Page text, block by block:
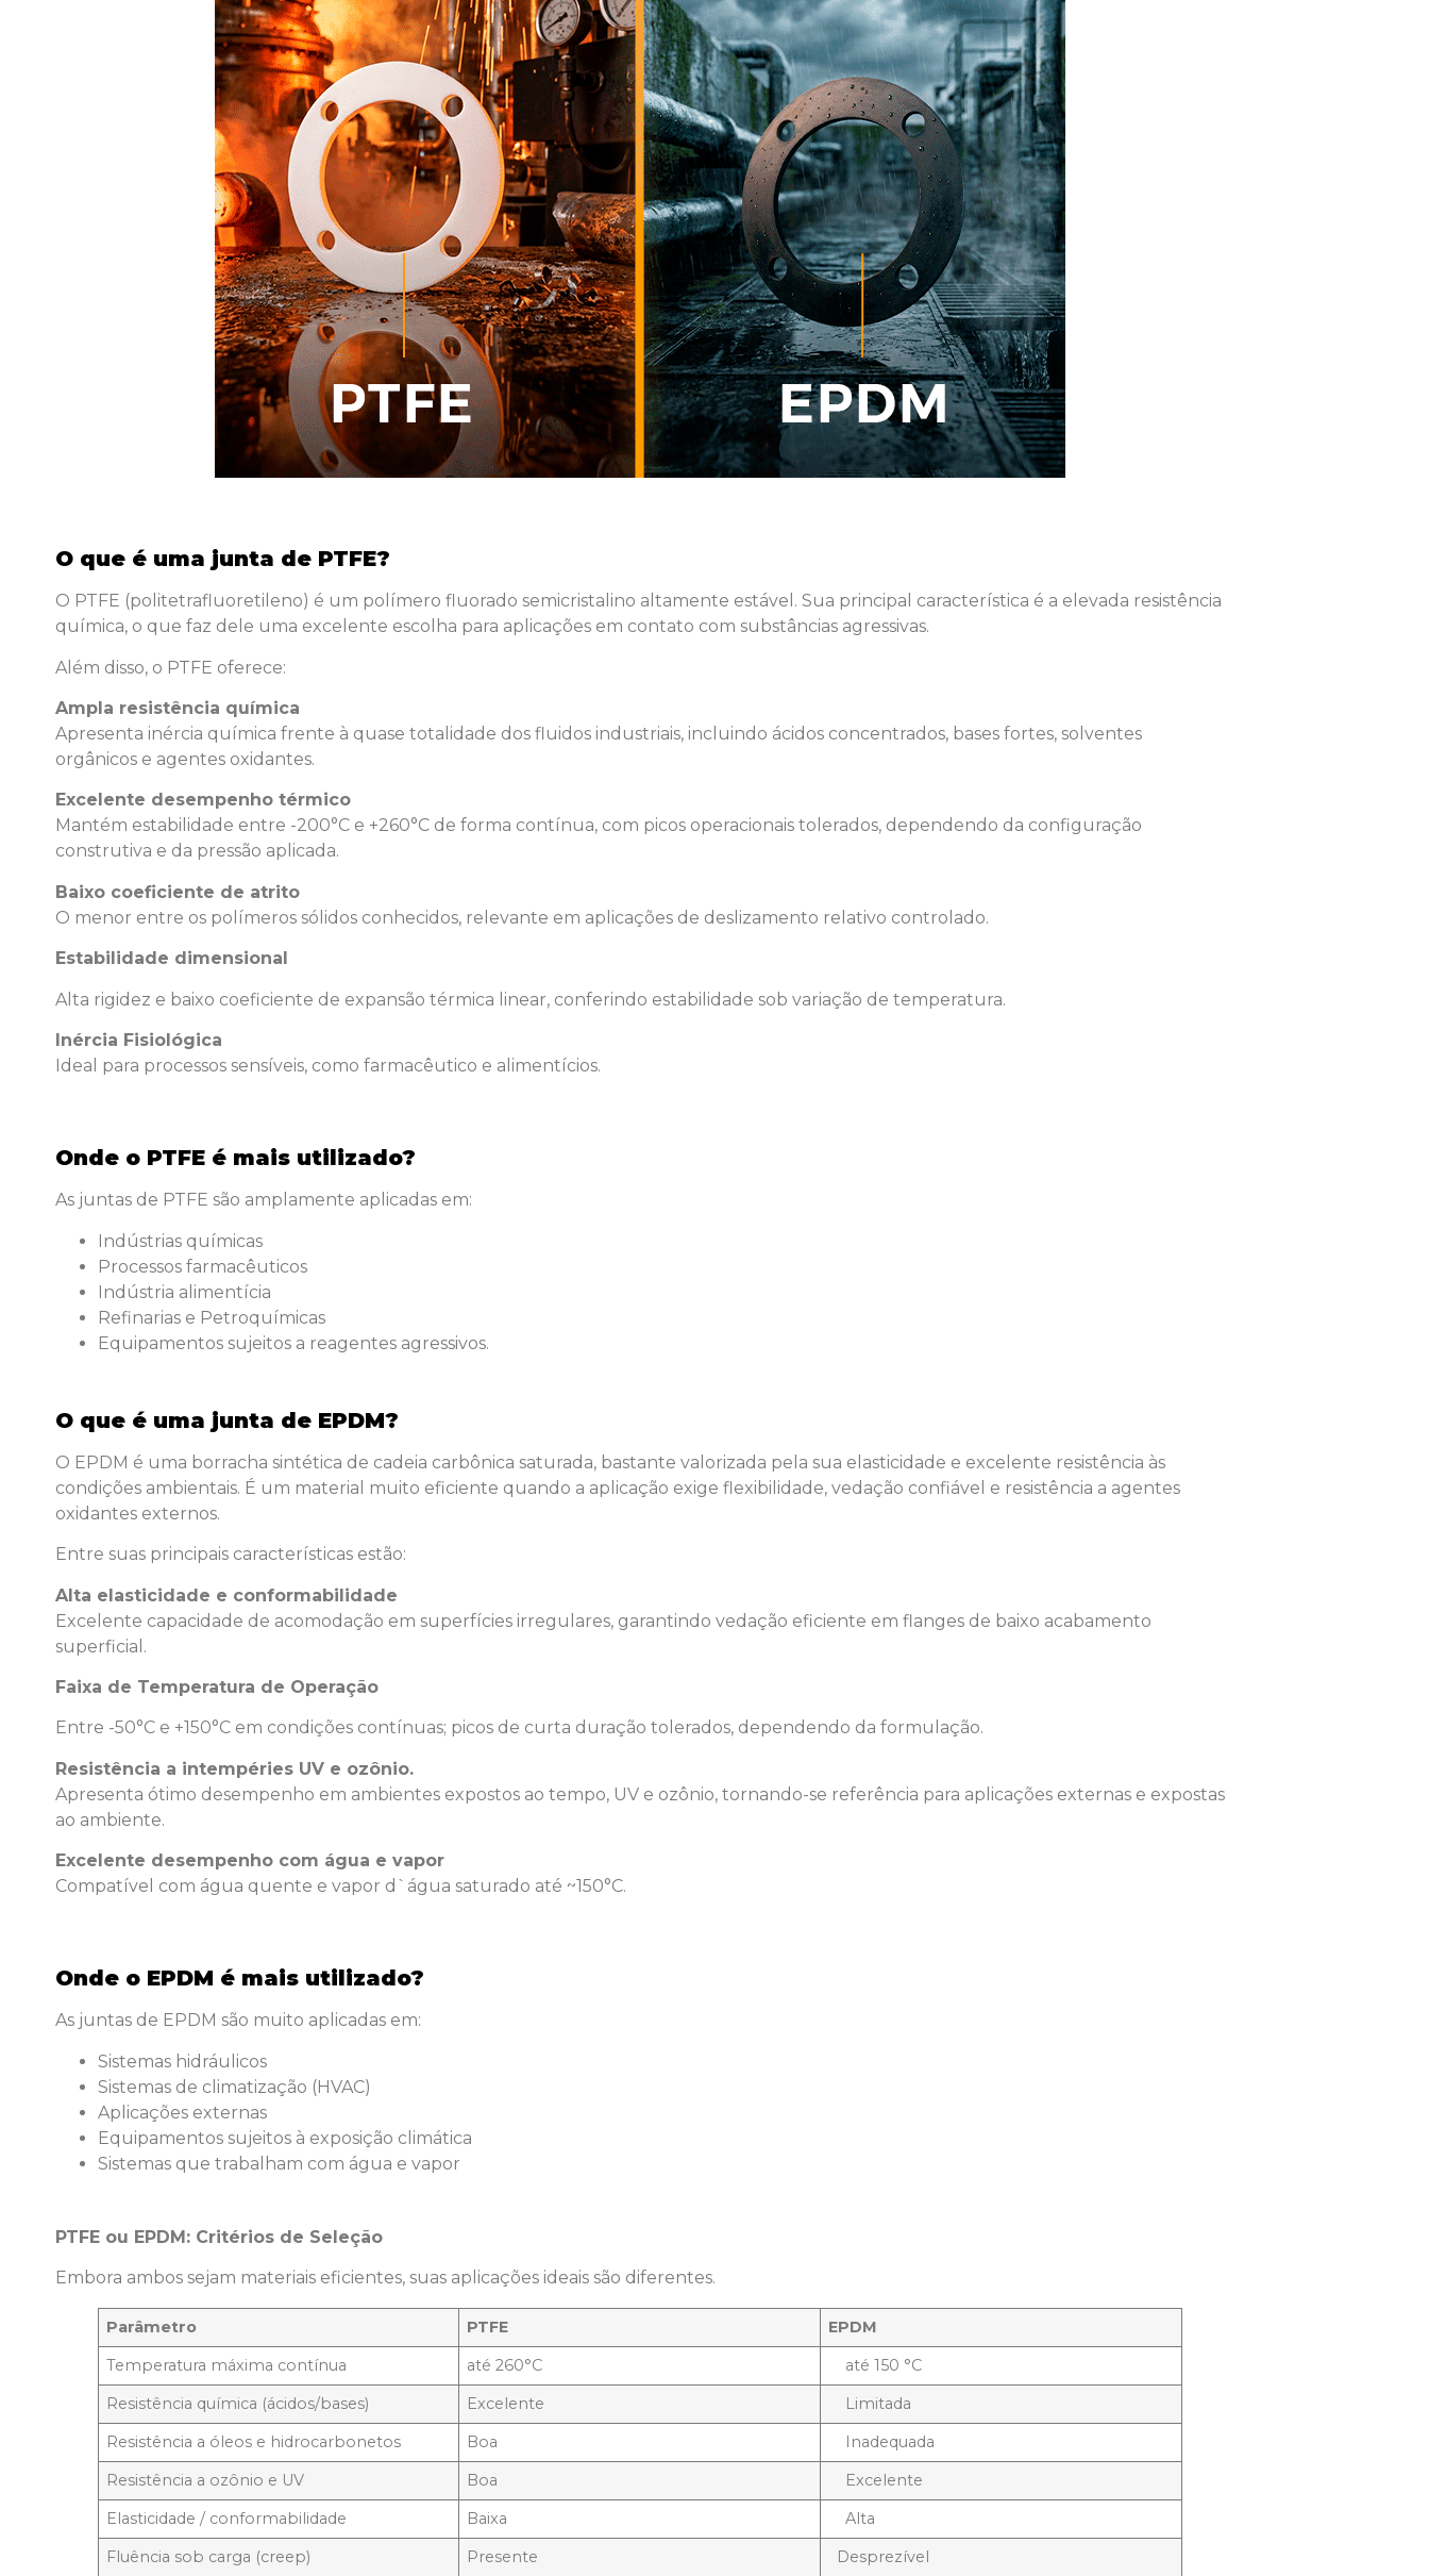
O que é uma junta de PTFE?
O PTFE (politetrafluoretileno) é um polímero fluorado semicristalino altamente estável. Sua principal característica é a elevada resistência
química, o que faz dele uma excelente escolha para aplicações em contato com substâncias agressivas.
Além disso, o PTFE oferece:
Ampla resistência química
Apresenta inércia química frente à quase totalidade dos fluidos industriais, incluindo ácidos concentrados, bases fortes, solventes
orgânicos e agentes oxidantes.
Excelente desempenho térmico
Mantém estabilidade entre -200°C e +260°C de forma contínua, com picos operacionais tolerados, dependendo da configuração
construtiva e da pressão aplicada.
Baixo coeficiente de atrito
O menor entre os polímeros sólidos conhecidos, relevante em aplicações de deslizamento relativo controlado.
Estabilidade dimensional
Alta rigidez e baixo coeficiente de expansão térmica linear, conferindo estabilidade sob variação de temperatura.
Inércia Fisiológica
Ideal para processos sensíveis, como farmacêutico e alimentícios.
Onde o PTFE é mais utilizado?
As juntas de PTFE são amplamente aplicadas em:
Indústrias químicas
Processos farmacêuticos
Indústria alimentícia
Refinarias e Petroquímicas
Equipamentos sujeitos a reagentes agressivos.
O que é uma junta de EPDM?
O EPDM é uma borracha sintética de cadeia carbônica saturada, bastante valorizada pela sua elasticidade e excelente resistência às
condições ambientais. É um material muito eficiente quando a aplicação exige flexibilidade, vedação confiável e resistência a agentes
oxidantes externos.
Entre suas principais características estão:
Alta elasticidade e conformabilidade
Excelente capacidade de acomodação em superfícies irregulares, garantindo vedação eficiente em flanges de baixo acabamento
superficial.
Faixa de Temperatura de Operação
Entre -50°C e +150°C em condições contínuas; picos de curta duração tolerados, dependendo da formulação.
Resistência a intempéries UV e ozônio.
Apresenta ótimo desempenho em ambientes expostos ao tempo, UV e ozônio, tornando-se referência para aplicações externas e expostas
ao ambiente.
Excelente desempenho com água e vapor
Compatível com água quente e vapor d`água saturado até ~150°C.
Onde o EPDM é mais utilizado?
As juntas de EPDM são muito aplicadas em:
Sistemas hidráulicos
Sistemas de climatização (HVAC)
Aplicações externas
Equipamentos sujeitos à exposição climática
Sistemas que trabalham com água e vapor
PTFE ou EPDM: Critérios de Seleção
Embora ambos sejam materiais eficientes, suas aplicações ideais são diferentes.
Parâmetro PTFE
EPDM
Temperatura máxima contínua
até 260°C
até 150 °C
Resistência química (ácidos/bases)
Excelente
Limitada
Resistência a óleos e hidrocarbonetos
Boa
Inadequada
Resistência a ozônio e UV
Boa
Excelente
Elasticidade / conformabilidade
Baixa
Alta
Fluência sob carga (creep)
Presente Desprezível